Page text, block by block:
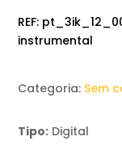
REF:
instrumental
Categoria: Sem
Tipo: Digital